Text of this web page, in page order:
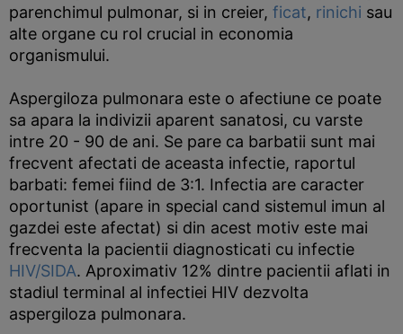
parenchimul pulmonar, si in creier, ficat, rinichi sau
alte organe cu rol crucial in economia
organismului.
Aspergiloza pulmonara este o afectiune ce poate
sa apara la indivizii aparent sanatosi, cu varste
intre 20 - 90 de ani. Se pare ca barbatii sunt mai
frecvent afectati de aceasta infectie, raportul
barbati: femei fiind de 3:1. Infectia are caracter
oportunist (apare in special cand sistemul imun al
gazdei este afectat) si din acest motiv este mai
frecventa la pacientii diagnosticati cu infectie
HIV/SIDA. Aproximativ 12% dintre pacientii aflati in
stadiul terminal al infectiei HIV dezvolta
aspergiloza pulmonara.